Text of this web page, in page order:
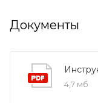
Документы
4,7 мб